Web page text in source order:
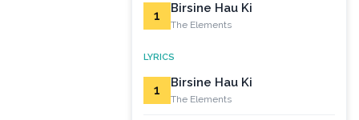
1 Birsine Hau Ki
The Elements
LYRICS
1 Birsine Hau Ki
The Elements